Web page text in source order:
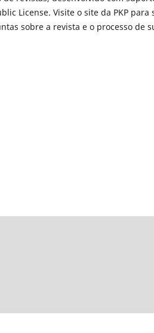
License. Visite o site da PKP
sobre a revista e o processo de